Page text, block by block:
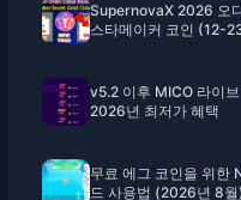
SupernovaX 2026 오
스타메이커 코인 (12-
v5.2 이후 MICO 라이
2026년 최저가 혜택
무료 에그 코인을 위한
드 사용법 (2026년 8월